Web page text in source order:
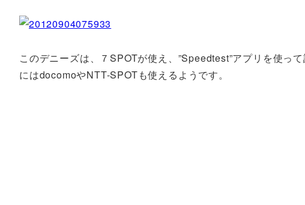
このデニーズは、７SPOTが使え、”Speedtest”アプリを使
にはdocomoやNTT-SPOTも使えるようです。